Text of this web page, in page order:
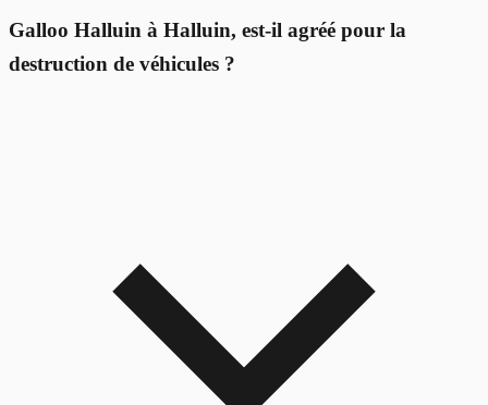
Galloo Halluin à Halluin, est-il agréé pour la
destruction de véhicules ?